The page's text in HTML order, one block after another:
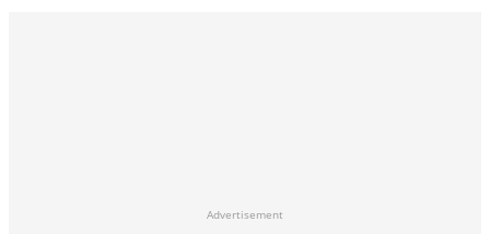
Advertisement